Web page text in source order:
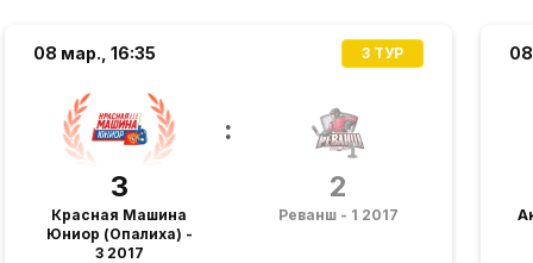
08 мар., 16:35 3 ТУР
3
Красная Машина
Юниор (Опалиха) -
3 2017
:
2
Реванш - 1 2017